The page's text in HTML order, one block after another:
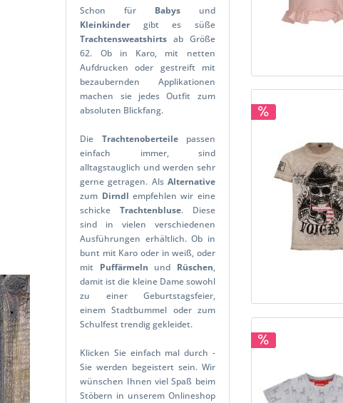
Schon für Babysund
Kleinkindergibt es süße
Trachtensweatshirts ab Größe
62. Ob in Karo, mit netten
Aufdrucken oder gestreift mit
bezaubernden Applikationen
machen sie jedes Outfit zum
absoluten Blickfang.
Die Trachtenoberteilepassen
einfach immer, sind
alltagstauglich und werden sehr
gerne getragen. Als Alternative
zum Dirndl empfehlen wir eine
schicke Trachtenbluse. Diese
sind in vielen verschiedenen
Ausführungen erhältlich. Ob in
bunt mit Karo oder in weiß, oder
mit Puffärmeln und Rüschen,
damit ist die kleine Dame sowohl
zu einer Geburtstagsfeier,
einem Stadtbummel oder zum
Schulfest trendig gekleidet.
Klicken Sie einfach mal durch -
Sie werden begeistert sein. Wir
wünschen Ihnen viel Spaß beim
Stöbern in unserem Onlineshop